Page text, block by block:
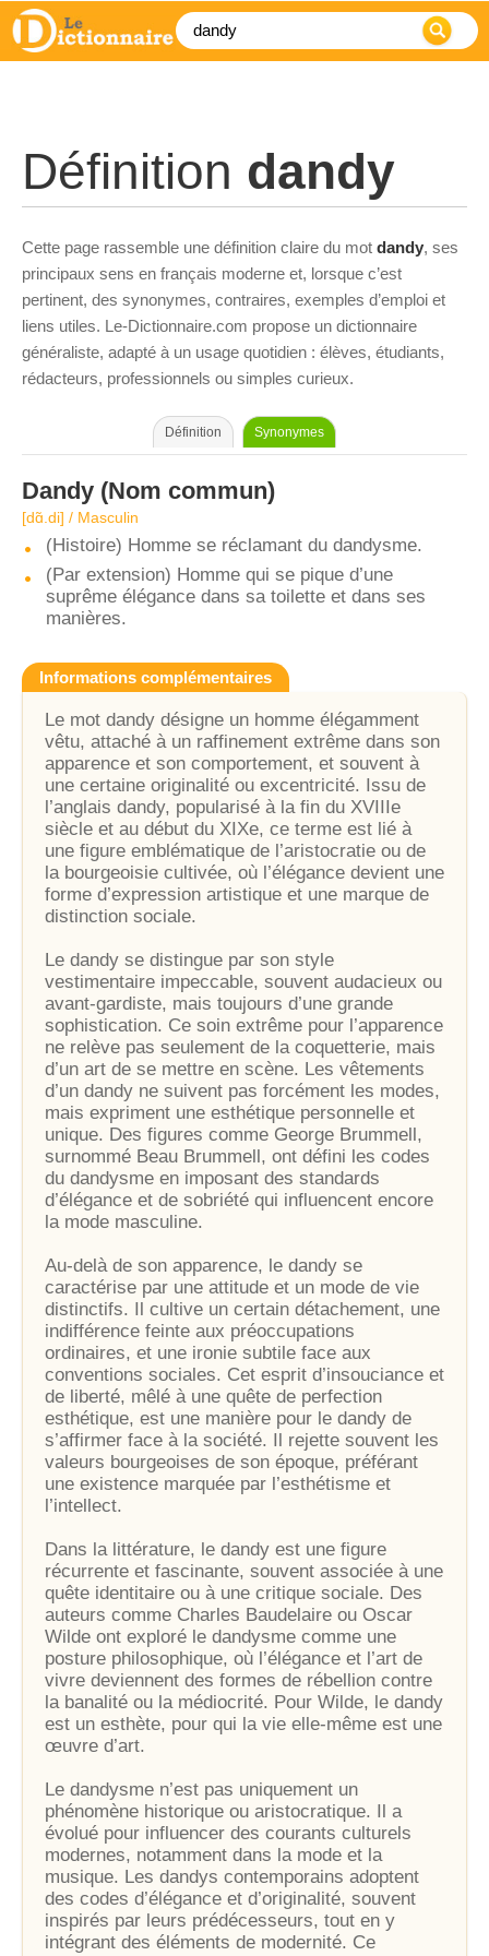
Définition dandy
Cette page rassemble une définition claire du mot dandy, ses
principaux sens en français moderne et, lorsque c’est
pertinent, des synonymes, contraires, exemples d’emploi et
liens utiles. Le-Dictionnaire.com propose un dictionnaire
généraliste, adapté à un usage quotidien : élèves, étudiants,
rédacteurs, professionnels ou simples curieux.
Définition Synonymes
Dandy (Nom commun)
[dɑ̃.di] / Masculin
(Histoire) Homme se réclamant du dandysme.
(Par extension) Homme qui se pique d’une
suprême élégance dans sa toilette et dans ses
manières.
Informations complémentaires
Le mot dandy désigne un homme élégamment
vêtu, attaché à un raffinement extrême dans son
apparence et son comportement, et souvent à
une certaine originalité ou excentricité. Issu de
l’anglais dandy, popularisé à la fin du XVIIIe
siècle et au début du XIXe, ce terme est lié à
une figure emblématique de l’aristocratie ou de
la bourgeoisie cultivée, où l’élégance devient une
forme d’expression artistique et une marque de
distinction sociale.
Le dandy se distingue par son style
vestimentaire impeccable, souvent audacieux ou
avant-gardiste, mais toujours d’une grande
sophistication. Ce soin extrême pour l’apparence
ne relève pas seulement de la coquetterie, mais
d’un art de se mettre en scène. Les vêtements
d’un dandy ne suivent pas forcément les modes,
mais expriment une esthétique personnelle et
unique. Des figures comme George Brummell,
surnommé Beau Brummell, ont défini les codes
du dandysme en imposant des standards
d’élégance et de sobriété qui influencent encore
la mode masculine.
Au-delà de son apparence, le dandy se
caractérise par une attitude et un mode de vie
distinctifs. Il cultive un certain détachement, une
indifférence feinte aux préoccupations
ordinaires, et une ironie subtile face aux
conventions sociales. Cet esprit d’insouciance et
de liberté, mêlé à une quête de perfection
esthétique, est une manière pour le dandy de
s’affirmer face à la société. Il rejette souvent les
valeurs bourgeoises de son époque, préférant
une existence marquée par l’esthétisme et
l’intellect.
Dans la littérature, le dandy est une figure
récurrente et fascinante, souvent associée à une
quête identitaire ou à une critique sociale. Des
auteurs comme Charles Baudelaire ou Oscar
Wilde ont exploré le dandysme comme une
posture philosophique, où l’élégance et l’art de
vivre deviennent des formes de rébellion contre
la banalité ou la médiocrité. Pour Wilde, le dandy
est un esthète, pour qui la vie elle-même est une
œuvre d’art.
Le dandysme n’est pas uniquement un
phénomène historique ou aristocratique. Il a
évolué pour influencer des courants culturels
modernes, notamment dans la mode et la
musique. Les dandys contemporains adoptent
des codes d’élégance et d’originalité, souvent
inspirés par leurs prédécesseurs, tout en y
intégrant des éléments de modernité. Ce